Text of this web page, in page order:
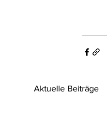
Aktuelle Beiträge